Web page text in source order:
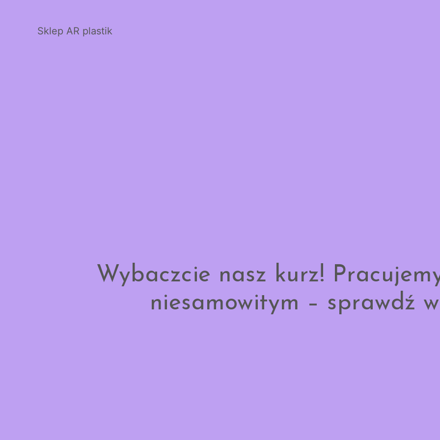
Sklep AR plastik
Wybaczcie nasz kurz!
niesamowitym – sprawdź